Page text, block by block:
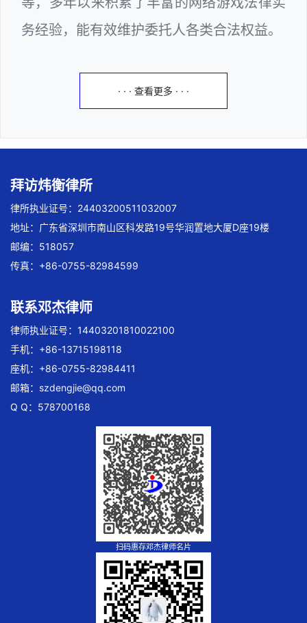
务经验，能有效维护委托人各类合法权益。
· · · 查看更多 · · ·
拜访炜衡律所
律所执业证号：24403200511032007
地址：广东省深圳市南山区科发路19号华润置地大厦D座19楼
邮编：518057
传真：+86-0755-82984599
联系邓杰律师
律师执业证号：14403201810022100
手机：+86-13715198118
座机：+86-0755-82984411
邮箱： szdengjie@qq.com
Q Q：578700168
扫码惠存邓杰律师名片